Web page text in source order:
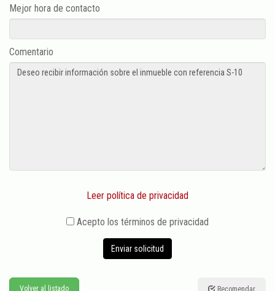
Mejor hora de contacto
Comentario
Leer política de privacidad
Acepto los términos de privacidad
Enviar solicitud
Volver al listado Recomendar